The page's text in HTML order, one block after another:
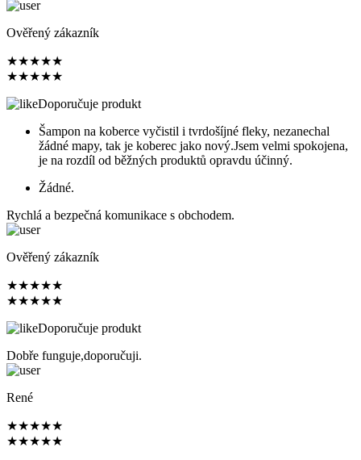
Ověřený zákazník
★★★★★
★★★★★
Doporučuje produkt
Šampon na koberce vyčistil i tvrdošíjné fleky, nezanechal
žádné mapy, tak je koberec jako nový.Jsem velmi spokojena,
je na rozdíl od běžných produktů opravdu účinný.
Žádné.
Rychlá a bezpečná komunikace s obchodem.
Ověřený zákazník
★★★★★
★★★★★
Doporučuje produkt
Dobře funguje,doporučuji.
René
★★★★★
★★★★★